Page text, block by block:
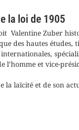
la loi de 1905
Valentine Zuber
des hautes études,
l’homme et vice-
la laïcité et de son